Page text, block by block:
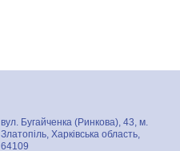
вул. Бугайченка (Ринкова), 43, м.
Златопіль, Харківська область,
64109